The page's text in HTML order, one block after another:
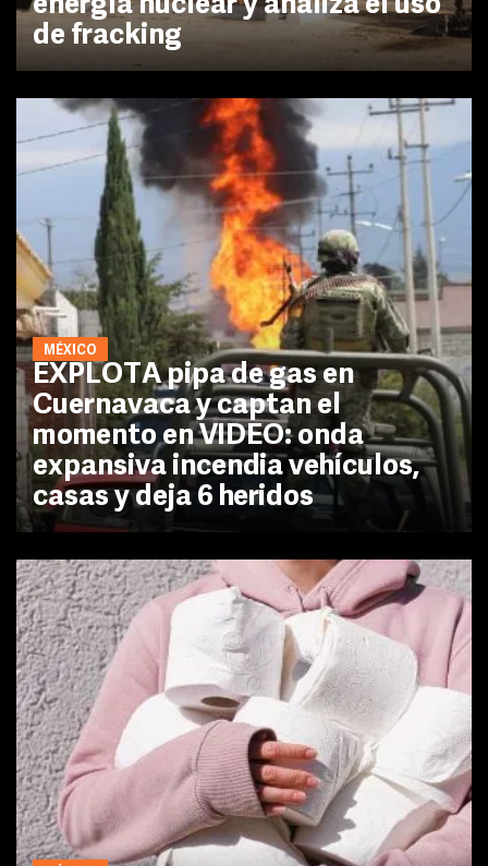
de fracking
MÉXICO
EXPLOTA pipa de gas en
Cuernavaca y captan el
momento en VIDEO: onda
expansiva incendia vehículos,
casas y deja 6 heridos